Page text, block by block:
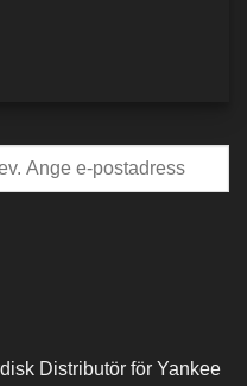
Distributör för Yankee